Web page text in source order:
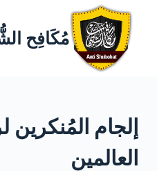
مُكَافِح
إلجام المُنكرين
العالمين